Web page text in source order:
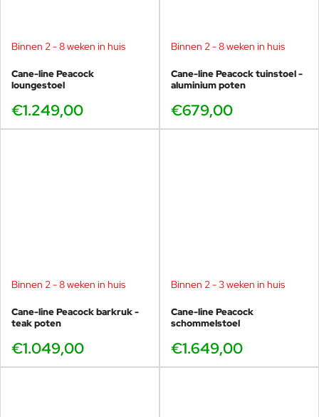
Foersom & Hiort-Lorenzen MDD
Binnen 2 - 8 weken in huis
Cane-line Peacock
loungestoel
€1.249,00
Binnen 2 - 8 weken in huis
Cane-line Peacock tuinstoel -
aluminium poten
€679,00
Binnen 2 - 8 weken in huis
Cane-line Peacock barkruk -
teak poten
€1.049,00
Binnen 2 - 3 weken in huis
Cane-line Peacock
schommelstoel
€1.649,00